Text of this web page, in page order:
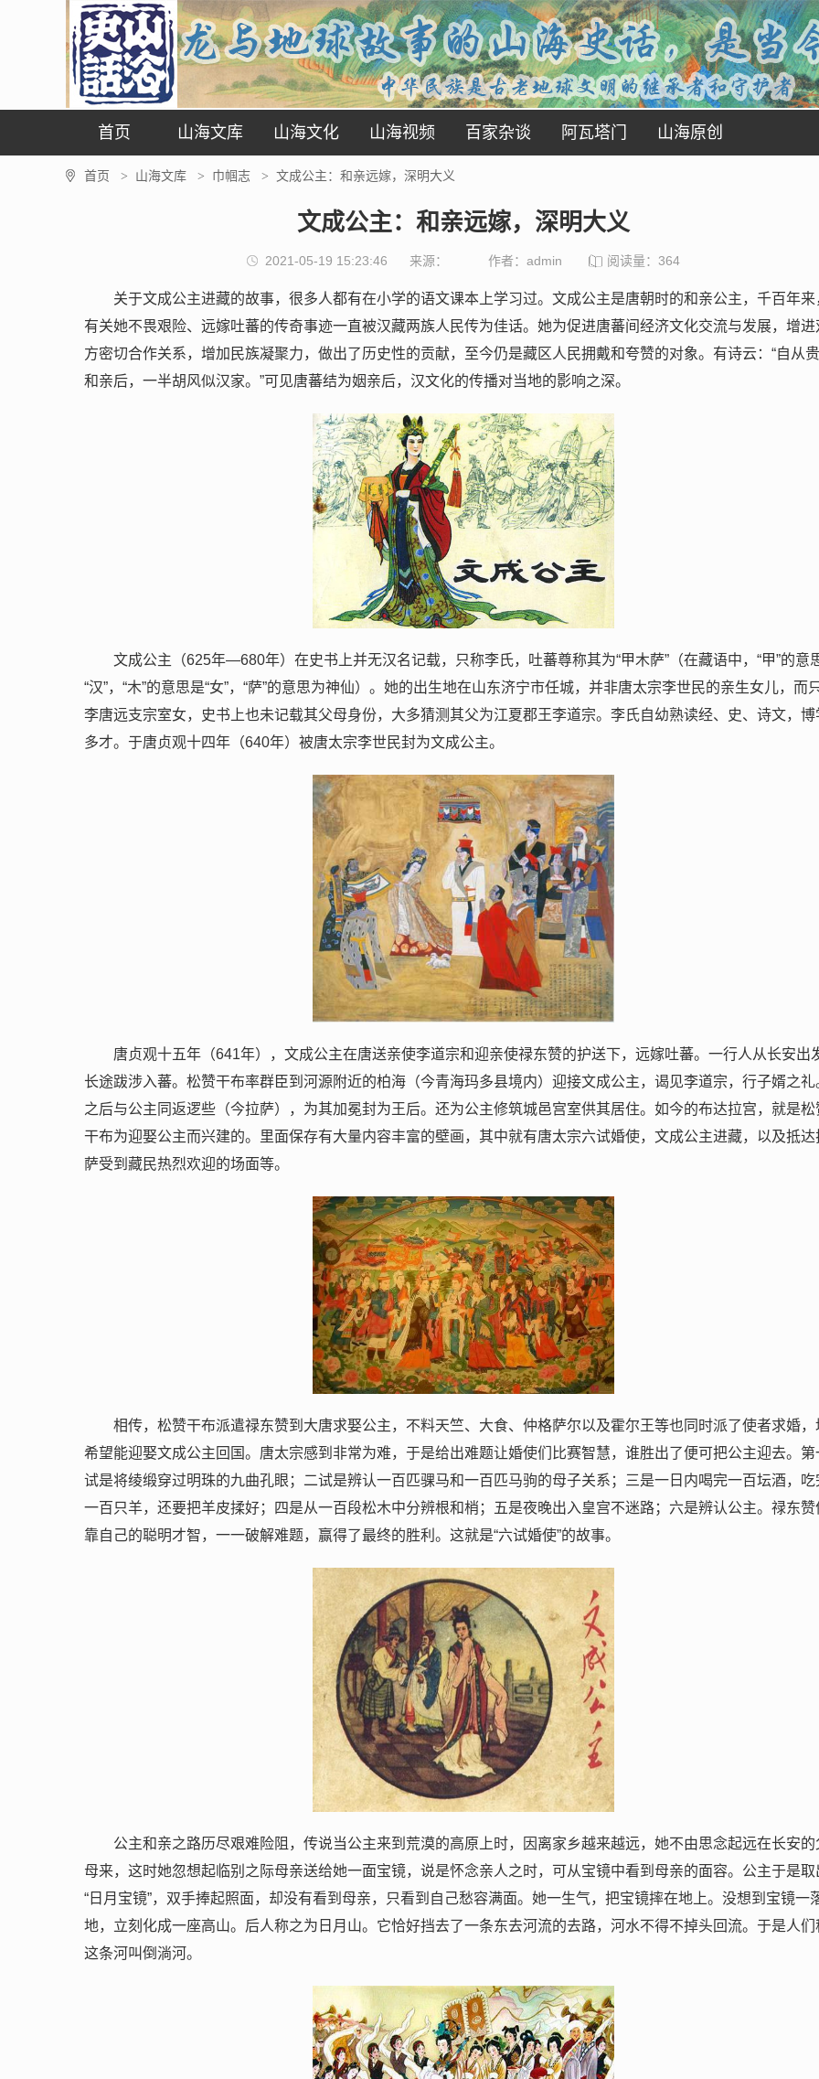
首页 山海文库 山海文化 山海视频 百家杂谈 阿瓦塔门 山海原创
首页 > 山海文库 > 巾帼志 > 文成公主：和亲远嫁，深明大义
文成公主：和亲远嫁，深明大义
2021-05-19 15:23:46 来源： 作者：admin 阅读量： 364
关于文成公主进藏的故事，很多人都有在小学的语文课本上学习过。文成公主是唐朝时的和亲公主，千百年来
有关她不畏艰险、远嫁吐蕃的传奇事迹一直被汉藏两族人民传为佳话。她为促进唐蕃间经济文化交流与发展，增进
方密切合作关系，增加民族凝聚力，做出了历史性的贡献，至今仍是藏区人民拥戴和夸赞的对象。有诗云：“自从
和亲后，一半胡风似汉家。”可见唐蕃结为姻亲后，汉文化的传播对当地的影响之深。
文成公主（625年—680年）在史书上并无汉名记载，只称李氏，吐蕃尊称其为“甲木萨”（在藏语中，“甲”的意
“汉”，“木”的意思是“女”，“萨”的意思为神仙）。她的出生地在山东济宁市任城，并非唐太宗李世民的亲生女儿，而
李唐远支宗室女，史书上也未记载其父母身份，大多猜测其父为江夏郡王李道宗。李氏自幼熟读经、史、诗文，博
多才。于唐贞观十四年（640年）被唐太宗李世民封为文成公主。
唐贞观十五年（641年），文成公主在唐送亲使李道宗和迎亲使禄东赞的护送下，远嫁吐蕃。一行人从长安出
长途跋涉入蕃。松赞干布率群臣到河源附近的柏海（今青海玛多县境内）迎接文成公主，谒见李道宗，行子婿之礼
之后与公主同返逻些（今拉萨），为其加冕封为王后。还为公主修筑城邑宫室供其居住。如今的布达拉宫，就是松
干布为迎娶公主而兴建的。里面保存有大量内容丰富的壁画，其中就有唐太宗六试婚使，文成公主进藏，以及抵达
萨受到藏民热烈欢迎的场面等。
相传，松赞干布派遣禄东赞到大唐求娶公主，不料天竺、大食、仲格萨尔以及霍尔王等也同时派了使者求婚，
希望能迎娶文成公主回国。唐太宗感到非常为难，于是给出难题让婚使们比赛智慧，谁胜出了便可把公主迎去。第
试是将绫缎穿过明珠的九曲孔眼；二试是辨认一百匹骒马和一百匹马驹的母子关系；三是一日内喝完一百坛酒，吃
一百只羊，还要把羊皮揉好；四是从一百段松木中分辨根和梢；五是夜晚出入皇宫不迷路；六是辨认公主。禄东赞
靠自己的聪明才智，一一破解难题，赢得了最终的胜利。这就是“六试婚使”的故事。
公主和亲之路历尽艰难险阻，传说当公主来到荒漠的高原上时，因离家乡越来越远，她不由思念起远在长安的
母来，这时她忽想起临别之际母亲送给她一面宝镜，说是怀念亲人之时，可从宝镜中看到母亲的面容。公主于是取
“日月宝镜”，双手捧起照面，却没有看到母亲，只看到自己愁容满面。她一生气，把宝镜摔在地上。没想到宝镜一
地，立刻化成一座高山。后人称之为日月山。它恰好挡去了一条东去河流的去路，河水不得不掉头回流。于是人们
这条河叫倒淌河。